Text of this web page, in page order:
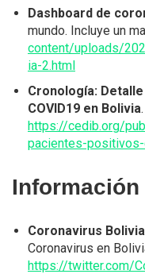
Dashboard de
mundo. Incluye un
content/uploads/
ia-2.html
Cronología:
COVID19 en Bolivia
https://cedib.org/
pacientes-
Información
Coronavirus
Coronavirus en
https://twitter.com/